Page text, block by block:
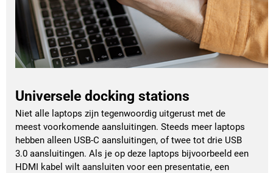
Universele docking stations
Niet alle laptops zijn tegenwoordig uitgerust met de
meest voorkomende aansluitingen. Steeds meer laptops
hebben alleen USB-C aansluitingen, of twee tot drie USB
3.0 aansluitingen. Als je op deze laptops bijvoorbeeld een
HDMI kabel wilt aansluiten voor een presentatie, een